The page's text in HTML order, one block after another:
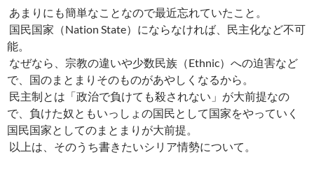
e
o
o
k
er
t
e p
Li
n
k
e
a
あまりにも簡単なことなので最近忘れていたこと。
国民国家（Nation State）にならなければ、民主化など不可
能。
なぜなら、宗教の違いや少数民族（Ethnic）への迫害など
で、国のまとまりそのものがあやしくなるから。
民主制とは「政治で負けても殺されない」が大前提なの
で、負けた奴ともいっしょの国民として国家をやっていく
国民国家としてのまとまりが大前提。
以上は、そのうち書きたいシリア情勢について。